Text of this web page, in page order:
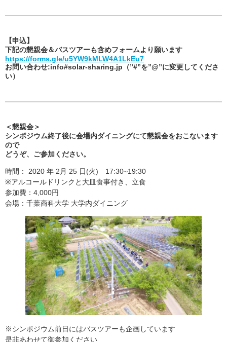
【申込】
下記の懇親会＆バスツアーも含めフォームより願います
https://forms.gle/u5YW9kMLW4A1LkEu7
お問い合わせ:info#solar-sharing.jp（”#”を”@”に変更してくださ
い）
＜懇親会＞
シンポジウム終了後に会場内ダイニングにて懇親会をおこないます
ので
どうぞ、ご参加ください。
時間： 2020 年 2月 25 日(火) 17:30~19:30
※アルコールドリンクと大皿食事付き、立食
参加費：4,000円
会場：千葉商科大学 大学内ダイニング
※シンポジウム前日にはバスツアーも企画しています
是非あわせて御参加ください